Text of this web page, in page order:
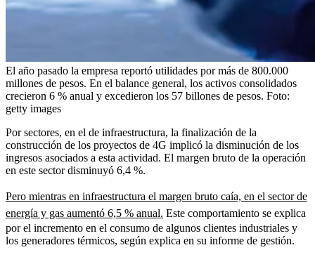
El año pasado la empresa reportó utilidades por más de 800.000
millones de pesos. En el balance general, los activos consolidados
crecieron 6 % anual y excedieron los 57 billones de pesos. Foto:
getty images
Por sectores, en el de infraestructura, la finalización de la
construcción de los proyectos de 4G implicó la disminución de los
ingresos asociados a esta actividad. El margen bruto de la operación
en este sector disminuyó 6,4 %.
Pero mientras en infraestructura el margen bruto caía, en el sector de
energía y gas aumentó 6,5 % anual. Este comportamiento se explica
por el incremento en el consumo de algunos clientes industriales y
los generadores térmicos, según explica en su informe de gestión.